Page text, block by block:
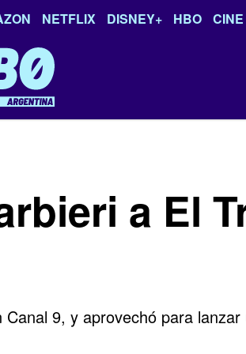
NETFLIX DISNEY+ HBO CINE
a El
Canal 9, y aprovechó para